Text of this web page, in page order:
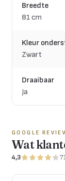
Breedte
81 cm
Kleur
Zwart
Draaibaar
Ja
GOOGLE
Wat
4,3